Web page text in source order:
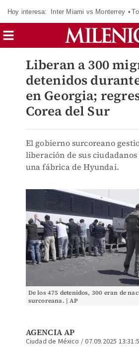
Hoy interesa: Inter Miami vs Monterrey
Liberan a 300
detenidos
en Georgia;
Corea del Sur
El gobierno surcoreano
liberación de sus
una fábrica de Hyundai.
De los 475 detenidos, 300 eran de
surcoreana. | AP
AGENCIA AP
Ciudad de México /07.09.2025